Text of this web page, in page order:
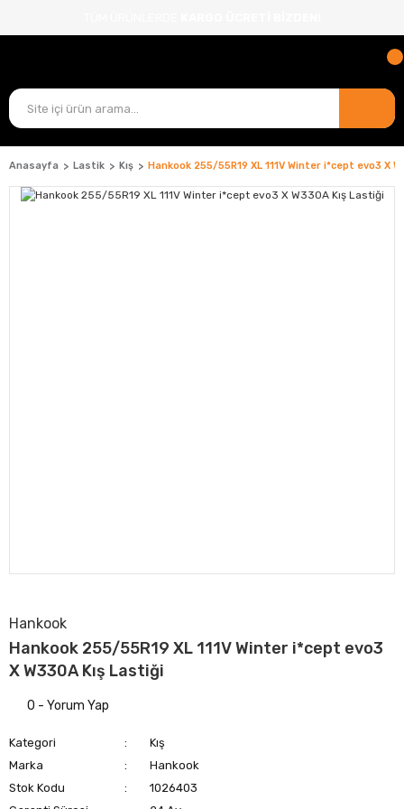
Anasayfa Lastik Kış Hankook 255/55R19 XL 111V Winter i*cept evo3 X
Hankook
Hankook 255/55R19 XL 111V Winter i*cept evo3
X W330A Kış Lastiği
0 - Yorum Yap
Kategori
Kış
Marka
Hankook
Stok Kodu
1026403